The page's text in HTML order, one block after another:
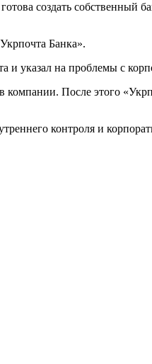
создать собственный
Банка».
и указал на проблемы с
После этого
контроля и